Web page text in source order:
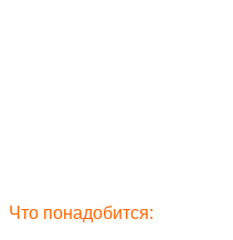
Что понадобится: